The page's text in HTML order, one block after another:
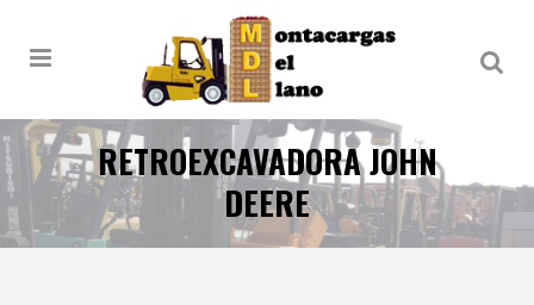
RETROEXCAVADORA JOHN
DEERE